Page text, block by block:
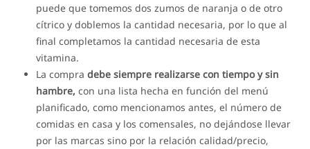
puede que tomemos dos zumos de naranja o de otro
cítrico y doblemos la cantidad necesaria, por lo que al
final completamos la cantidad necesaria de esta
vitamina.
La compradebe siempre realizarse con tiempo y sin
hambre, con una lista hecha en función del menú
planificado, como mencionamos antes, el número de
comidas en casa y los comensales, no dejándose llevar
por las marcas sino por la relación calidad/precio,